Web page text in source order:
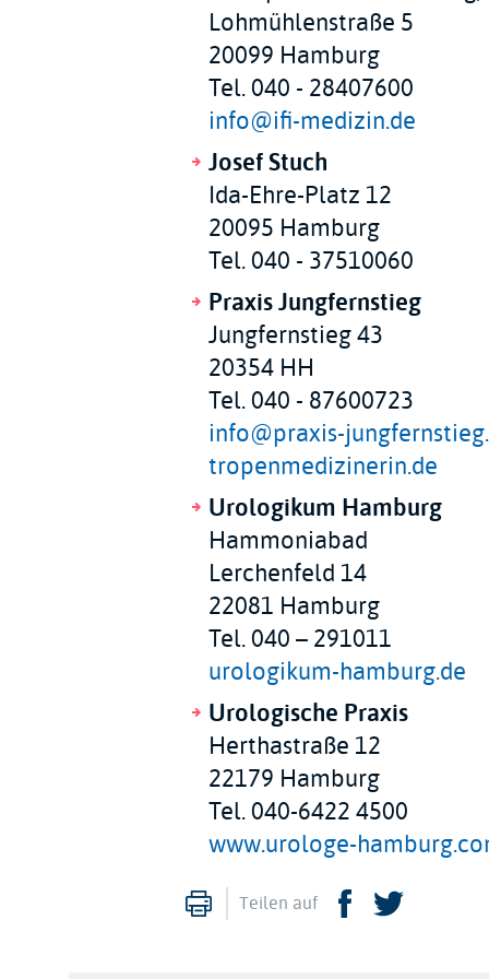
Lohmühlenstraße 5
20099 Hamburg
Tel. 040 - 28407600
info@ifi-medizin.de
Josef Stuch
Ida-Ehre-Platz 12
20095 Hamburg
Tel. 040 - 37510060
Praxis Jungfernstieg
Jungfernstieg 43
20354 HH
Tel. 040 - 87600723
info@praxis-
tropenmedizinerin.de
Urologikum Hamburg
Hammoniabad
Lerchenfeld 14
22081 Hamburg
Tel. 040 – 291011
urologikum-hamburg.de
Urologische Praxis
Herthastraße 12
22179 Hamburg
Tel. 040-6422 4500
www.urologe-
Drucken
Teilen auf Facebook